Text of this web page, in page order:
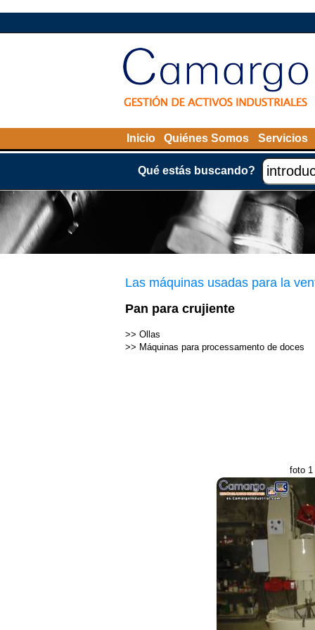
Inicio Quiénes Somos Servicios
Qué estás buscando?
Las máquinas usadas para la
Pan para crujiente
>> Ollas
>> Máquinas para processamento de doces
foto 1